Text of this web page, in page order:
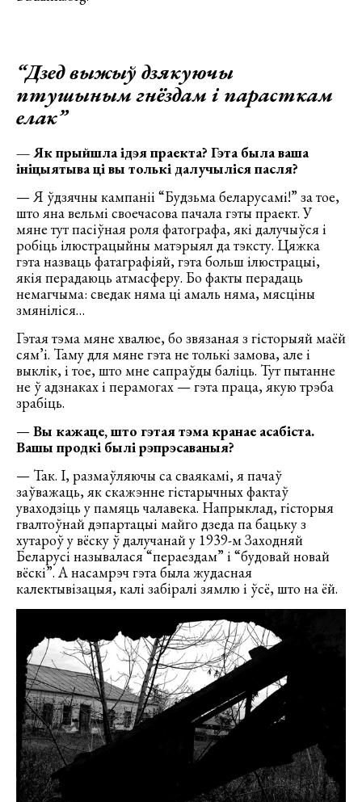
“Дзед выжыў дзякуючы
птушыным гнёздам і парасткам
елак”
— Як прыйшла ідэя праекта? Гэта была ваша
ініцыятыва ці вы толькі далучыліся пасля?
— Я ўдзячны кампаніі “Будзьма беларусамі!” за тое,
што яна вельмі своечасова пачала гэты праект. У
мяне тут пасіўная роля фатографа, які далучыўся і
робіць ілюстрацыйны матэрыял да тэксту. Цяжка
гэта назваць фатаграфіяй, гэта больш ілюстрацыі,
якія перадаюць атмасферу. Бо факты перадаць
немагчыма: сведак няма ці амаль няма, мясціны
змяніліся…
Гэтая тэма мяне хвалюе, бо звязаная з гісторыяй маёй
сям’і. Таму для мяне гэта не толькі замова, але і
выклік, і тое, што мне сапраўды баліць. Тут пытанне
не ў адзнаках і перамогах — гэта праца, якую трэба
зрабіць.
—Вы кажаце, што гэтая тэма кранае асабіста.
Вашы продкі былі рэпрэсаваныя?
— Так. І, размаўляючы са сваякамі, я пачаў
заўважаць, як скажэнне гістарычных фактаў
уваходзіць у памяць чалавека. Напрыклад, гісторыя
гвалтоўнай дэпартацыі майго дзеда па бацьку з
хутароў у вёску ў далучанай у 1939-м Заходняй
Беларусі называлася “пераездам” і “будовай новай
вёскі”. А насамрэч гэта была жудасная
калектывізацыя, калі забіралі зямлю і ўсё, што на ёй.